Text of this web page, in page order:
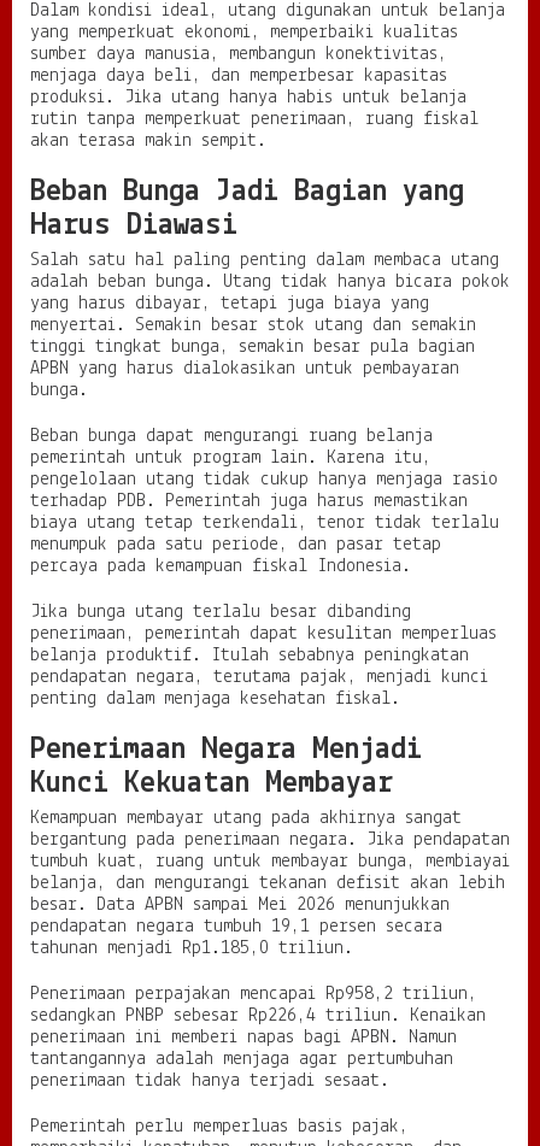
Dalam kondisi ideal, utang digunakan untuk belanja
yang memperkuat ekonomi, memperbaiki kualitas
sumber daya manusia, membangun konektivitas,
menjaga daya beli, dan memperbesar kapasitas
produksi. Jika utang hanya habis untuk belanja
rutin tanpa memperkuat penerimaan, ruang fiskal
akan terasa makin sempit.
Beban Bunga Jadi Bagian yang
Harus Diawasi
Salah satu hal paling penting dalam membaca utang
adalah beban bunga. Utang tidak hanya bicara pokok
yang harus dibayar, tetapi juga biaya yang
menyertai. Semakin besar stok utang dan semakin
tinggi tingkat bunga, semakin besar pula bagian
APBN yang harus dialokasikan untuk pembayaran
bunga.
Beban bunga dapat mengurangi ruang belanja
pemerintah untuk program lain. Karena itu,
pengelolaan utang tidak cukup hanya menjaga rasio
terhadap PDB. Pemerintah juga harus memastikan
biaya utang tetap terkendali, tenor tidak terlalu
menumpuk pada satu periode, dan pasar tetap
percaya pada kemampuan fiskal Indonesia.
Jika bunga utang terlalu besar dibanding
penerimaan, pemerintah dapat kesulitan memperluas
belanja produktif. Itulah sebabnya peningkatan
pendapatan negara, terutama pajak, menjadi kunci
penting dalam menjaga kesehatan fiskal.
Penerimaan Negara Menjadi
Kunci Kekuatan Membayar
Kemampuan membayar utang pada akhirnya sangat
bergantung pada penerimaan negara. Jika pendapatan
tumbuh kuat, ruang untuk membayar bunga, membiayai
belanja, dan mengurangi tekanan defisit akan lebih
besar. Data APBN sampai Mei 2026 menunjukkan
pendapatan negara tumbuh 19,1 persen secara
tahunan menjadi Rp1.185,0 triliun.
Penerimaan perpajakan mencapai Rp958,2 triliun,
sedangkan PNBP sebesar Rp226,4 triliun. Kenaikan
penerimaan ini memberi napas bagi APBN. Namun
tantangannya adalah menjaga agar pertumbuhan
penerimaan tidak hanya terjadi sesaat.
Pemerintah perlu memperluas basis pajak,